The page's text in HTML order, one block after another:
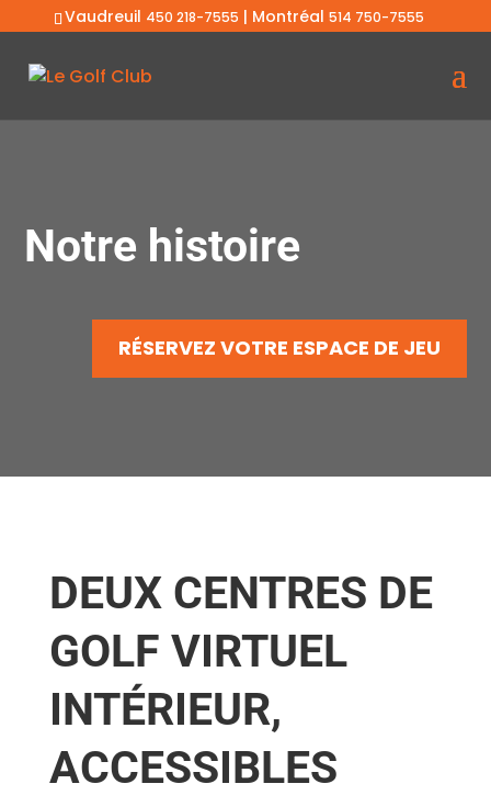
Vaudreuil 450 218-7555 | Montréal 514 750-7555
Notre histoire
RÉSERVEZ VOTRE ESPACE DE JEU
DEUX CENTRES DE
GOLF VIRTUEL
INTÉRIEUR,
ACCESSIBLES